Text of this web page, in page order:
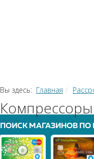
Вы здесь: Главная
ПОИСК МАГАЗИНОВ ПО